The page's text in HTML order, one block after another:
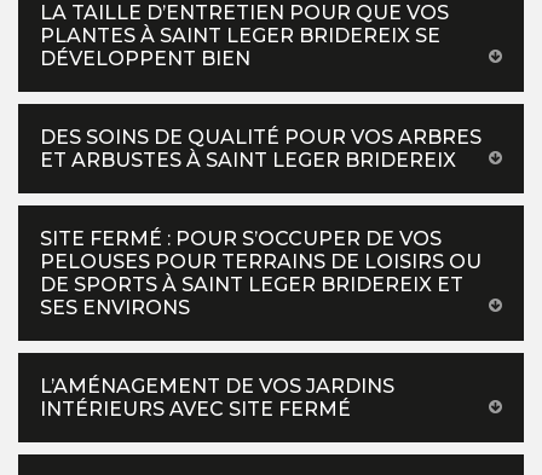
LA TAILLE D’ENTRETIEN POUR QUE VOS
PLANTES À SAINT LEGER BRIDEREIX SE
DÉVELOPPENT BIEN
DES SOINS DE QUALITÉ POUR VOS ARBRES
ET ARBUSTES À SAINT LEGER BRIDEREIX
SITE FERMÉ : POUR S’OCCUPER DE VOS
PELOUSES POUR TERRAINS DE LOISIRS OU
DE SPORTS À SAINT LEGER BRIDEREIX ET
SES ENVIRONS
L’AMÉNAGEMENT DE VOS JARDINS
INTÉRIEURS AVEC SITE FERMÉ